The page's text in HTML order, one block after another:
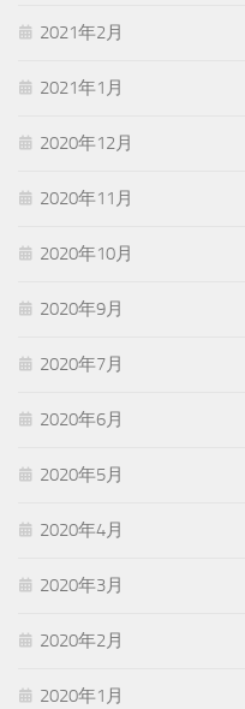
2021年2月
2021年1月
2020年12月
2020年11月
2020年10月
2020年9月
2020年7月
2020年6月
2020年5月
2020年4月
2020年3月
2020年2月
2020年1月